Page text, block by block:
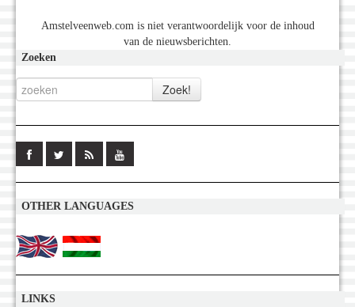
Amstelveenweb.com is niet verantwoordelijk voor de inhoud
van de nieuwsberichten.
Zoeken
OTHER LANGUAGES
LINKS